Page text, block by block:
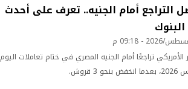
التراجع أمام الجنيه.. تعرف على أحدث
تراجعًا أمام الجنيه المصري في ختام تعاملات اليوم